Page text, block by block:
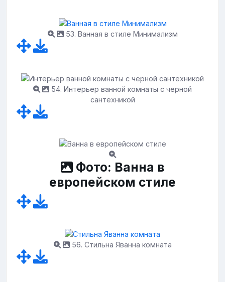
53. Ванная в стиле Минимализм
54. Интерьер ванной комнаты с черной
сантехникой
Фото: Ванна в
европейском стиле
56. Стильна Яванна комната